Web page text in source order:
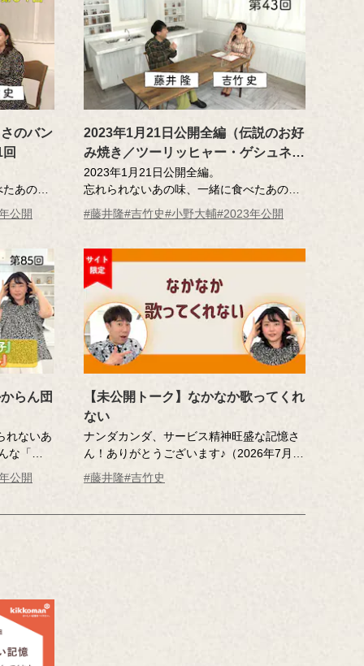
のバン
たあの
ッセーを
ー作
公開
2023年1月21日公開全編（伝説のお好
み焼き／ツーリッヒャー・ゲシュネッ
ツェルテス）第43回
2023年1月21日公開全編。
忘れられないあの味、一緒に食べたあの
人･･･そんな「おいしい記憶」のエッセーを
読んだ調査員が、記憶さん（エッセー作
ん、吉竹さんが見守ります。
MC ：藤井隆 進行：吉竹史
ナレーター：小野大輔（声優）
#藤井隆#吉竹史#小野大輔#2023年公開
らん団
れないあ
な「おい
員が、
を再
公開
【未公開トーク】なかなか歌ってくれ
ない
ナンダカンダ、サービス精神旺盛な記憶さ
ん！ありがとうございます♪（2026年7月17
日分未公開トーク）
#藤井隆#吉竹史